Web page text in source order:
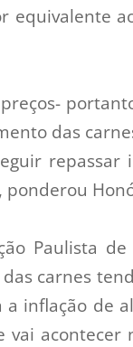
equivalente
das
ponderou
Paulista de
carnes
inflação de
vai